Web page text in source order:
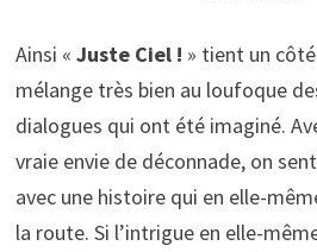
Ainsi « Juste Ciel ! » tient un
mélange très bien au loufoque
dialogues qui ont été imaginé.
vraie envie de déconnade, on
avec une histoire qui en elle-
la route. Si l’intrigue en elle-